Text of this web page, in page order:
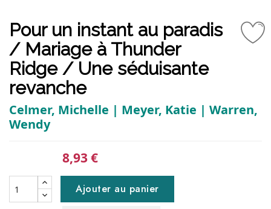
Pour un instant au paradis
/ Mariage à Thunder
Ridge / Une séduisante
revanche
Celmer, Michelle | Meyer, Katie | Warren,
Wendy
8,93 €
Ajouter au panier